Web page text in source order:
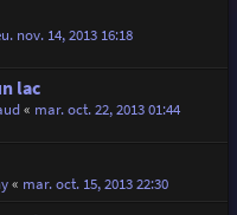
nov. 14, 2013 16:18
lac
« mar. oct. 22, 2013 01:44
« mar. oct. 15, 2013 22:30